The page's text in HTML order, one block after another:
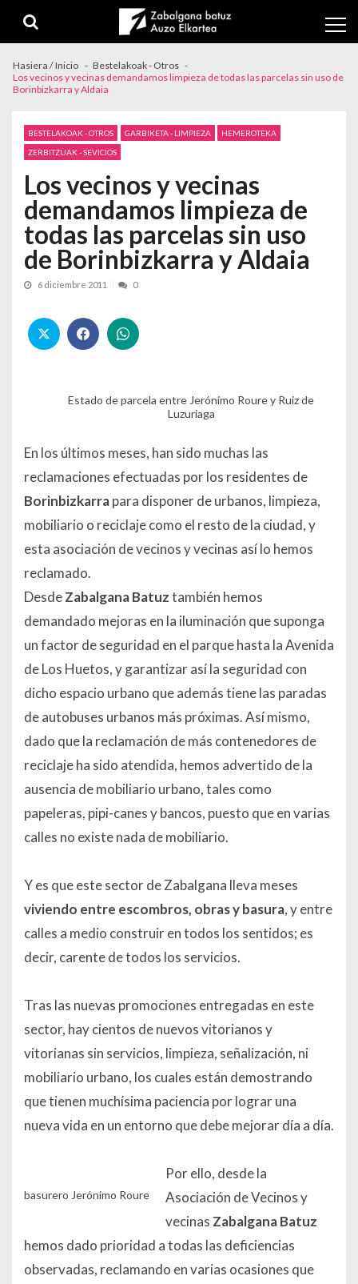
Hasiera / Inicio
Bestelakoak - Otros
Los vecinos y vecinas demandamos limpieza de todas las parcelas sin uso de
Borinbizkarra y Aldaia
BESTELAKOAK - OTROS GARBIKETA - LIMPIEZA
HEMEROTEKA
ZERBITZUAK - SEVICIOS
Los vecinos y vecinas
demandamos limpieza de
todas las parcelas sin uso
de Borinbizkarra y Aldaia
6 diciembre 2011 0
Estado de parcela entre Jerónimo Roure y Ruiz de
Luzuriaga
En los últimos meses, han sido muchas las
reclamaciones efectuadas por los residentes de
Borinbizkarrapara disponer de urbanos, limpieza,
mobiliario o reciclaje como el resto de la ciudad, y
esta asociación de vecinos y vecinas así lo hemos
reclamado.
DesdeZabalgana Batuztambién hemos
demandado mejoras en la iluminación que suponga
un factor de seguridad en el parque hasta la Avenida
de Los Huetos, y garantizar así la seguridad con
dicho espacio urbano que además tiene las paradas
de autobuses urbanos más próximas. Así mismo,
dado que la reclamación de más contenedores de
reciclaje ha sido atendida, hemos advertido de la
ausencia de mobiliario urbano, tales como
papeleras, pipi-canes y bancos, puesto que en varias
calles no existe nada de mobiliario.
Y es que este sector de Zabalgana lleva meses
viviendo entre escombros, obras y basura, y entre
calles a medio construir en todos los sentidos; es
decir, carente de todos los servicios.
Tras las nuevas promociones entregadas en este
sector, hay cientos de nuevos vitorianos y
vitorianas sin servicios, limpieza, señalización, ni
mobiliario urbano, los cuales están demostrando
que tienen muchísima paciencia por lograr una
nueva vida en un entorno que debe mejorar día a día.
basurero Jerónimo Roure
Por ello, desde la
Asociación de Vecinos y
vecinas Zabalgana Batuz
hemos dado prioridad a todas las deficiencias
observadas, reclamando en varias ocasiones que